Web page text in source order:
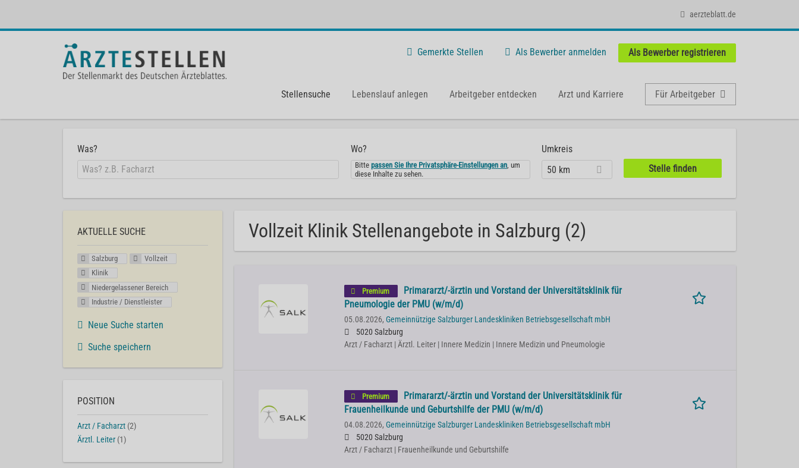
aerzteblatt.de
Gemerkte Stellen Als Bewerber anmelden Als Bewerber registrieren
Stellensuche Lebenslauf anlegen Arbeitgeber entdecken Arzt und Karriere Für Arbeitgeber
Was? Wo?
Bittepassen Sie Ihre Privatsphäre-Einstellungen an, um
diese Inhalte zu sehen.
Umkreis
50 km
Vollzeit Klinik Stellenangebote in Salzburg (2)
Premium
Primararzt/-ärztin und Vorstand der Universitätsklinik für
Pneumologie der PMU (w/m/d)
05.08.2026, Gemeinnützige Salzburger Landeskliniken Betriebsgesellschaft mbH
5020 Salzburg
Arzt / Facharzt | Ärztl. Leiter | Innere Medizin | Innere Medizin und Pneumologie
Premium
Primararzt/-ärztin und Vorstand der Universitätsklinik für
Frauenheilkunde und Geburtshilfe der PMU (w/m/d)
04.08.2026, Gemeinnützige Salzburger Landeskliniken Betriebsgesellschaft mbH
5020 Salzburg
Arzt / Facharzt | Frauenheilkunde und Geburtshilfe
AKTUELLE SUCHE
Salzburg
Vollzeit
Klinik
Niedergelassener Bereich
Industrie / Dienstleister
Neue Suche starten
Suche speichern
POSITION
Arzt / Facharzt (2)
Ärztl. Leiter (1)